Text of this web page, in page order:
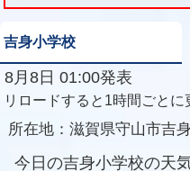
吉身小学校
8月8日 01:00発表
リロードすると1時間ごとに
所在地： 滋賀県守山市吉
今日の吉身小学校の天